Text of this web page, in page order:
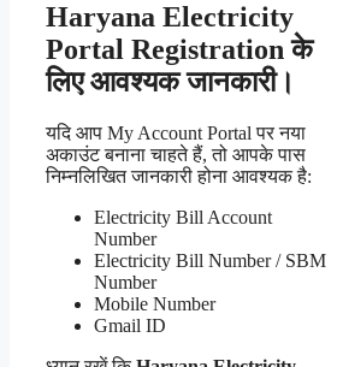
Haryana Electricity
Portal Registration के
लिए आवश्यक जानकारी।
यदि आप My Account Portal पर नया
अकाउंट बनाना चाहते हैं, तो आपके पास
निम्नलिखित जानकारी होना आवश्यक है:
Electricity Bill Account
Number
Electricity Bill Number / SBM
Number
Mobile Number
Gmail ID